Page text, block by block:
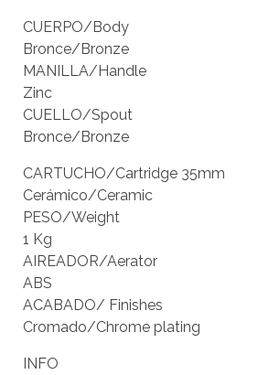
CUERPO/Body
Bronce/Bronze
MANILLA/Handle
Zinc
CUELLO/Spout
Bronce/Bronze
CARTUCHO/Cartridge 35mm
Cerámico/Ceramic
PESO/Weight
1 Kg
AIREADOR/Aerator
ABS
ACABADO/ Finishes
Cromado/Chrome plating
INFO